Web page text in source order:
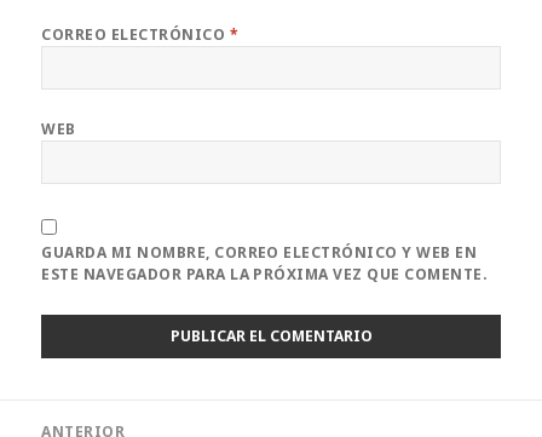
CORREO ELECTRÓNICO *
WEB
GUARDA MI NOMBRE, CORREO ELECTRÓNICO Y WEB EN
ESTE NAVEGADOR PARA LA PRÓXIMA VEZ QUE COMENTE.
ANTERIOR